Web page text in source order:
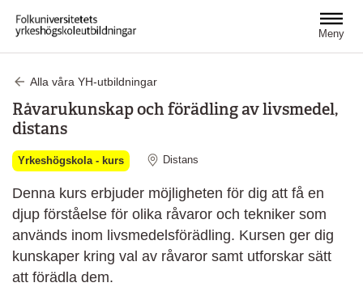
Meny
Alla våra YH-utbildningar
Råvarukunskap och förädling av livsmedel,
distans
Yrkeshögskola - kurs Distans
Denna kurs erbjuder möjligheten för dig att få en
djup förståelse för olika råvaror och tekniker som
används inom livsmedelsförädling. Kursen ger dig
kunskaper kring val av råvaror samt utforskar sätt
att förädla dem.